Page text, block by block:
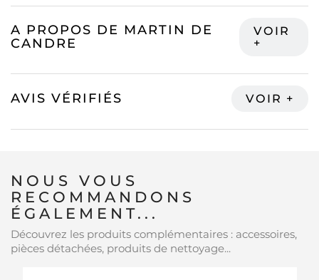
A PROPOS DE MARTIN DE
CANDRE
AVIS VÉRIFIÉS
NOUS VOUS
RECOMMANDONS
ÉGALEMENT...
Découvrez les produits complémentaires : accessoires,
pièces détachées, produits de nettoyage...